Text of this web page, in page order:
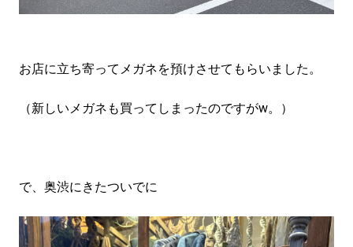
お店に立ち寄ってメガネを預けさせてもらいました。
（新しいメガネも買ってしまったのですがw。）
で、奥渋にきたついでに